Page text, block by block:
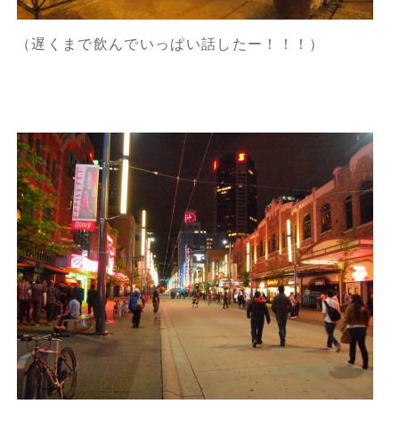
（遅くまで飲んでいっぱい話したー！！！）